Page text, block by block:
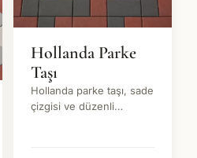
Hollanda Parke
Taşı
Hollanda parke taşı, sade
çizgisi ve düzenli